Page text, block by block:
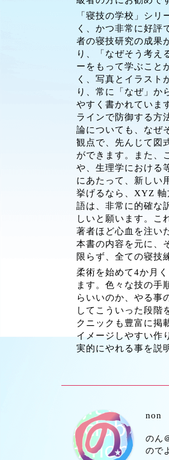
「寝技の学校」シ
く、かつ非常に好評
者の寝技研究の成果
り、「なぜそう考え
ーをもって学ぶこと
く、写真とイラスト
り、常に「なぜ」か
やすく書かれていま
ラインで防御する方
論についても、なぜ
観点で、先んじて図
ができます。また、
や、生理学における
にあたって、新しい
挙げるなら、XYZ 軸
語は、非常に的確な
しいと願います。こ
著者ほど心血を注い
本書の内容を元に、
限らず、全ての寝技
柔術を始めて4か月
ます。色々な技の手
らいいのか、やる事
してこういった段階
クニックも豊富に掲
イメージしやすい作
実的にやれる事を説
non
のん
ので